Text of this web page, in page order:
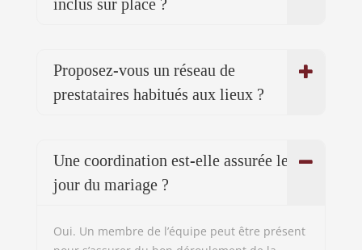
journée, coordonner les prestataires et vous
bouchon ?
Proposez-vous des tarifs